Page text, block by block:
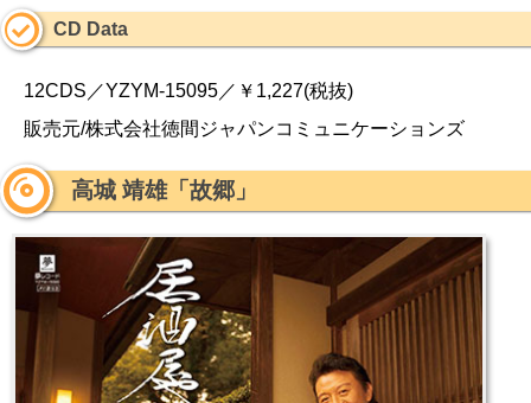
CD Data
12CDS／YZYM-15095／￥1,227(税抜)
販売元/株式会社徳間ジャパンコミュニケーションズ
高城 靖雄「故郷」